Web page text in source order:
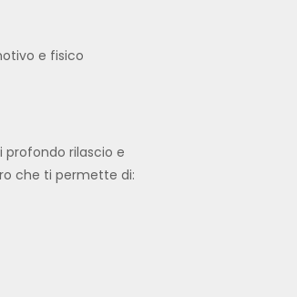
e fisico
profondo rilascio e
che ti permette di: